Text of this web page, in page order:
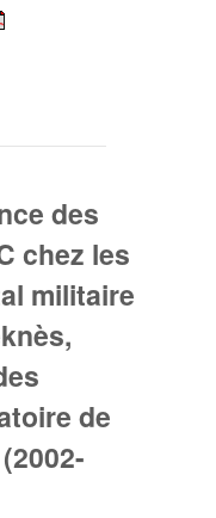
des
chez les
militaire
de